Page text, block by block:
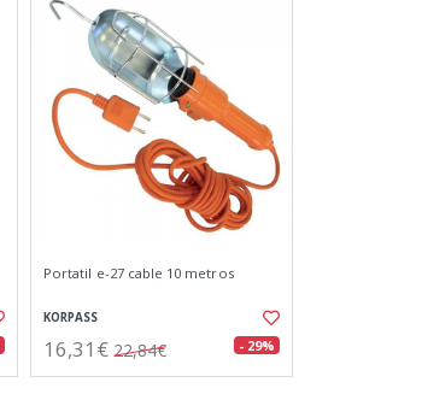
Portatil e-27 cable 10 metros
KORPASS
16,31€ 22,84€ - 29%